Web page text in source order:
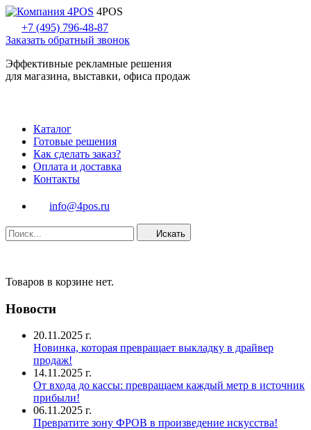
4POS
+7 (495) 796-48-87
Заказать обратный звонок
Эффективные рекламные решения
для магазина, выставки, офиса продаж
Каталог
Готовые решения
Как сделать заказ?
Оплата и доставка
Контакты
info@4pos.ru
Искать
Товаров в корзине нет.
Новости
20.11.2025 г.
Новинка, которая превращает выкладку в драйвер
продаж!
14.11.2025 г.
От входа до кассы: превращаем каждый метр в источник
прибыли!
06.11.2025 г.
Превратите зону ФРОВ в произведение искусства!